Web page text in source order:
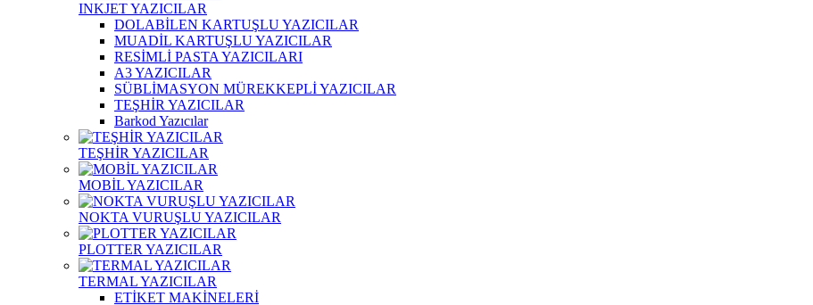
INKJET YAZICILAR
DOLABİLEN KARTUŞLU YAZICILAR
MUADİL KARTUŞLU YAZICILAR
RESİMLİ PASTA YAZICILARI
A3 YAZICILAR
SÜBLİMASYON MÜREKKEPLİ YAZICILAR
TEŞHİR YAZICILAR
Barkod Yazıcılar
TEŞHİR YAZICILAR
MOBİL YAZICILAR
NOKTA VURUŞLU YAZICILAR
PLOTTER YAZICILAR
TERMAL YAZICILAR
ETİKET MAKİNELERİ